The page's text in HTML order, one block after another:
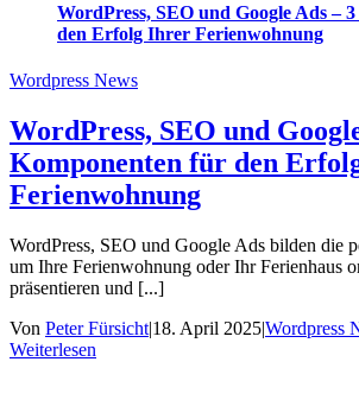
WordPress, SEO und Google Ads –
den Erfolg Ihrer Ferienwohnung
Wordpress News
WordPress, SEO und
Komponenten für den
Ferienwohnung
WordPress, SEO und Google Ads bilden die
um Ihre Ferienwohnung oder Ihr Ferienhaus
präsentieren und [...]
Von Peter Fürsicht|18. April 2025|Wordpress
Weiterlesen